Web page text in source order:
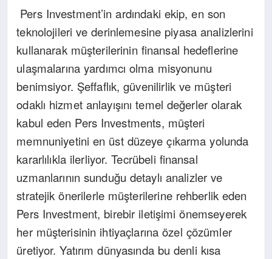
Pers Investment’in ardındaki ekip, en son
teknolojileri ve derinlemesine piyasa analizlerini
kullanarak müşterilerinin finansal hedeflerine
ulaşmalarına yardımcı olma misyonunu
benimsiyor. Şeffaflık, güvenilirlik ve müşteri
odaklı hizmet anlayışını temel değerler olarak
kabul eden Pers Investments, müşteri
memnuniyetini en üst düzeye çıkarma yolunda
kararlılıkla ilerliyor. Tecrübeli finansal
uzmanlarının sunduğu detaylı analizler ve
stratejik önerilerle müşterilerine rehberlik eden
Pers Investment, birebir iletişimi önemseyerek
her müşterisinin ihtiyaçlarına özel çözümler
üretiyor. Yatırım dünyasında bu denli kısa